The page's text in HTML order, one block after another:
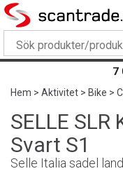
7
Hem>Aktivitet>Bike>
SELLE SLR
Svart S1
Selle Italia sadel